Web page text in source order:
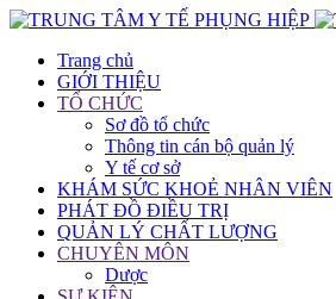
Trang chủ
GIỚI THIỆU
TỔ CHỨC
Sơ đồ tổ chức
Thông tin cán bộ quản lý
Y tế cơ sở
KHÁM SỨC KHOẺ NHÂN VIÊN
PHÁT ĐỒ ĐIỀU TRỊ
QUẢN LÝ CHẤT LƯỢNG
CHUYÊN MÔN
Dược